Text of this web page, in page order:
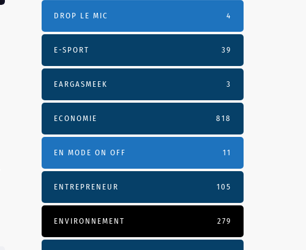
DROP LE MIC 4
E-SPORT 39
EARGASMEEK 3
ECONOMIE 818
EN MODE ON OFF 11
ENTREPRENEUR 105
ENVIRONNEMENT 279